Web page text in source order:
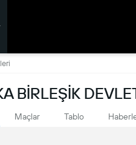
BIRLEŞIK
Maçlar Tablo